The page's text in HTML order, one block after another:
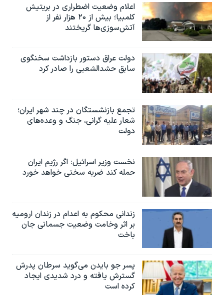
اعلام وضعیت اضطراری در بریتیش
کلمبیا؛ بیش از ۲۰ هزار نفر از
آتش‌سوزی‌ها گریختند
دولت عراق دستور بازداشت سخنگوی
سابق حشدالشعبی را صادر کرد
تجمع بازنشستگان در چند شهر ایران؛
شعار علیه گرانی، جنگ و وعده‌های
دولت
نخست وزیر اسرائيل: اگر رژیم ایران
حمله کند ضربه سختی خواهد خورد
زندانی محکوم به اعدام در زندان ارومیه
بر اثر وخامت وضعیت جسمانی جان
باخت
پسر جو بایدن می‌گوید سرطان پدرش
گسترش یافته و درد شدیدی ایجاد
کرده است